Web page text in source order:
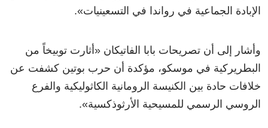
الإبادة الجماعية في رواندا في التسعينيات»
.
وأشار إلى أن تصريحات بابا الفاتيكان « أثارت توبيخاً من
البطريركية في موسكو، مؤكدة أن حرب بوتين كشفت عن
خلافات حادة بين الكنيسة الرومانية الكاثوليكية والفرع
الروسي الرسمي للمسيحية الأرثوذكسية»
.